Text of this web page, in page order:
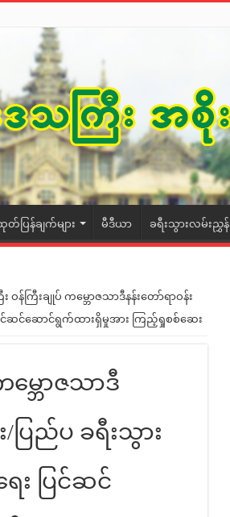
ပြန်ချက်များ မီဒီယာ ခရီးသွားလမ်းညွှန်
ဝန်ကြီးချုပ် ကမ္ဘောဇသာဒီနန်းတော်ရာဝန်း
င်ဆင်ဆောင်ရွက်ထားရှိမှုအား ကြည့်ရှုစစ်ဆေး
ဘောဇသာဒီ
ပြည်ပ ခရီးသွား
း ပြင်ဆင်